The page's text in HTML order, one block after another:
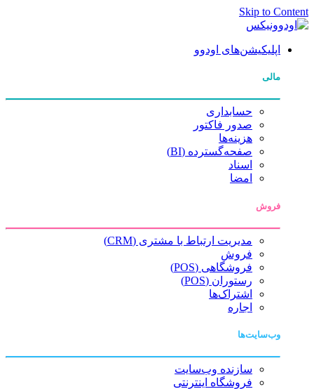
Skip to Content
اپلیکیشن‌های اودوو
مالی
حسابداری
صدور فاکتور
هزینه‌ها
صفحه‌گسترده (BI)
اسناد
امضا
فروش
مدیریت ارتباط با مشتری (CRM)
فروش
فروشگاهی (POS)
رستوران (POS)
اشتراک‌ها
اجاره
وب‌سایت‌ها
سازنده وب‌سایت
فروشگاه اینترنتی